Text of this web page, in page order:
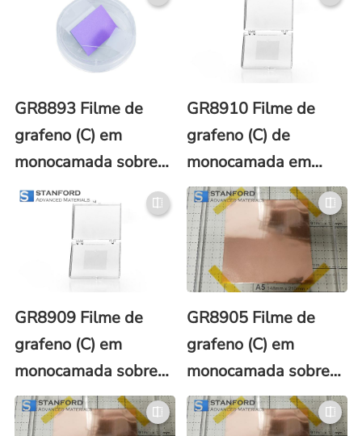
com poli(metacrilato
de metila) (PMMA))
GR8893 Filme de
grafeno (C) em
monocamada sobre
substrato de
sílica/silício (SiO2/Si)
10x10 mm
GR8910 Filme de
grafeno (C) de
monocamada em
substrato de quartzo
(SiO2) Dia. 4 pol.
GR8909 Filme de
grafeno (C) em
monocamada sobre
substrato de quartzo
(SiO2) 10x10 mm
GR8905 Filme de
grafeno (C) em
monocamada sobre
folha de cobre (Cu) de
150x150 mm com